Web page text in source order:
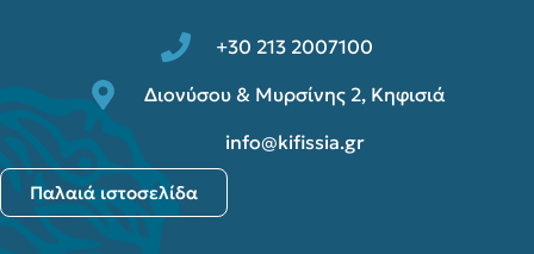
+30 213 2007100
Διονύσου & Μυρσίνης 2, Κηφισιά
info@kifissia.gr
Παλαιά ιστοσελίδα